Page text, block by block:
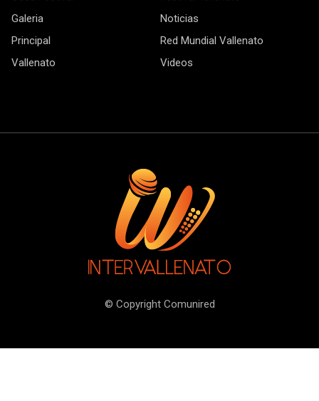
Galeria
Noticias
Principal
Red Mundial Vallenato
Vallenato
Videos
© Copyright Comunired